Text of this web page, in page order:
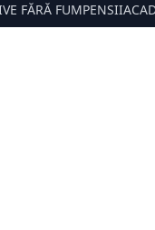
FĂRĂ FUMPENSII